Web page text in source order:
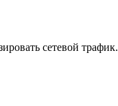
сетевой трафик.